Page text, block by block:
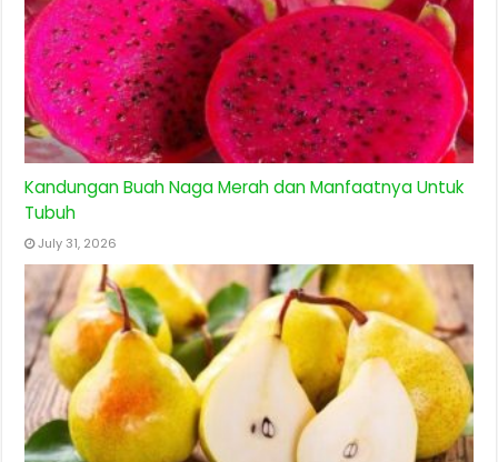
Kandungan Buah Naga Merah dan Manfaatnya Untuk
Tubuh
July 31, 2026